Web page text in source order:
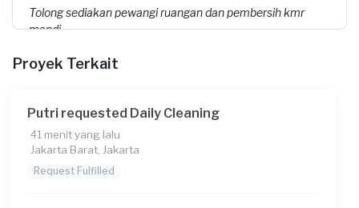
Tolong sediakan pewangi ruangan dan pembersih kmr
mandi
Proyek Terkait
Putri requested Daily Cleaning
41 menit yang lalu
Jakarta Barat, Jakarta
Request Fulfilled